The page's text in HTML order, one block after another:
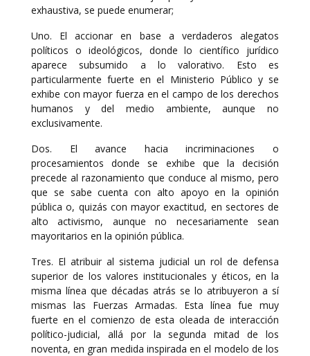
exhaustiva, se puede enumerar;
Uno. El accionar en base a verdaderos alegatos
políticos o ideológicos, donde lo científico jurídico
aparece subsumido a lo valorativo. Esto es
particularmente fuerte en el Ministerio Público y se
exhibe con mayor fuerza en el campo de los derechos
humanos y del medio ambiente, aunque no
exclusivamente.
Dos. El avance hacia incriminaciones o
procesamientos donde se exhibe que la decisión
precede al razonamiento que conduce al mismo, pero
que se sabe cuenta con alto apoyo en la opinión
pública o, quizás con mayor exactitud, en sectores de
alto activismo, aunque no necesariamente sean
mayoritarios en la opinión pública.
Tres. El atribuir al sistema judicial un rol de defensa
superior de los valores institucionales y éticos, en la
misma línea que décadas atrás se lo atribuyeron a sí
mismas las Fuerzas Armadas. Esta línea fue muy
fuerte en el comienzo de esta oleada de interacción
político-judicial, allá por la segunda mitad de los
noventa, en gran medida inspirada en el modelo de los